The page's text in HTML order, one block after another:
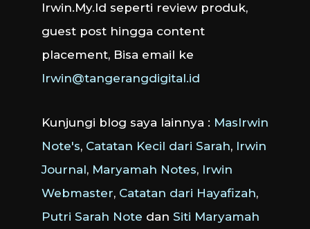
Irwin.My.Id seperti review produk,
guest post hingga content
placement, Bisa email ke
Irwin@tangerangdigital.id
Kunjungi blog saya lainnya : MasIrwin
Note's, Catatan Kecil dari Sarah, Irwin
Journal, Maryamah Notes, Irwin
Webmaster, Catatan dari Hayafizah,
Putri Sarah Note dan Siti Maryamah